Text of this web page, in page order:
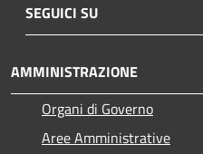
SEGUICI SU
AMMINISTRAZIONE
Organi di Governo
Aree Amministrative